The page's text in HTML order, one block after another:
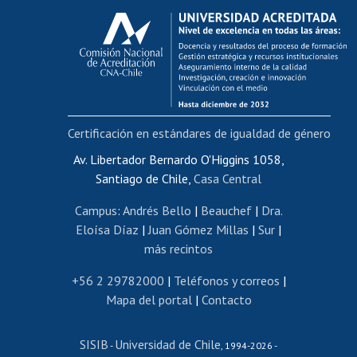
Calificación académica
Postulación al AUCAI
Funcionarias/os
Cursos internos de capacitación
Bienestar del personal
Portal de movilidad interna
Certificado de renta
Certificado de renta honorarios
Editar páginas blancas
Extranjeras/os
Revalidación y reconocimiento de títulos
Postulación al Programa de Movilidad Estudiantil
Cursos de español
Av. Libertador Bernardo O'Higgins 1058,
Santiago de Chile, Casa Central
Campus: Andrés Bello | Beauchef| Dra.
Eloísa Díaz | Juan Gómez Millas | Sur |
más recintos
+56 2 29782000 | Teléfonos y correos |
Mapa del portal| Contacto
SISIB - Universidad de Chile , 1994-2026 -
Certificación en estándares de igualdad de género